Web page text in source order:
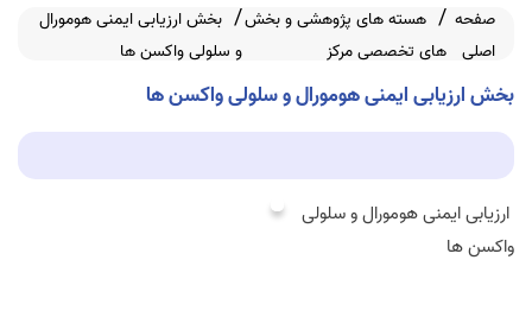
صفحه
اصلی
هسته های پژوهشی و بخش
های تخصصی مرکز
بخش ارزیابی ایمنی هومورال
و سلولی واکسن ها
بخش ارزیابی ایمنی هومورال و سلولی واکسن ها
ارزیابی ایمنی هومورال و سلولی
واکسن ها